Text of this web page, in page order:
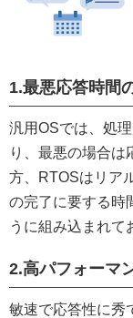
1.最悪応答時間
汎用OSでは、処
り、最悪の場合は
方、RTOSはリア
の完了に要する時
うに組み込まれて
2.高パフォーマ
敏速で応答性に秀